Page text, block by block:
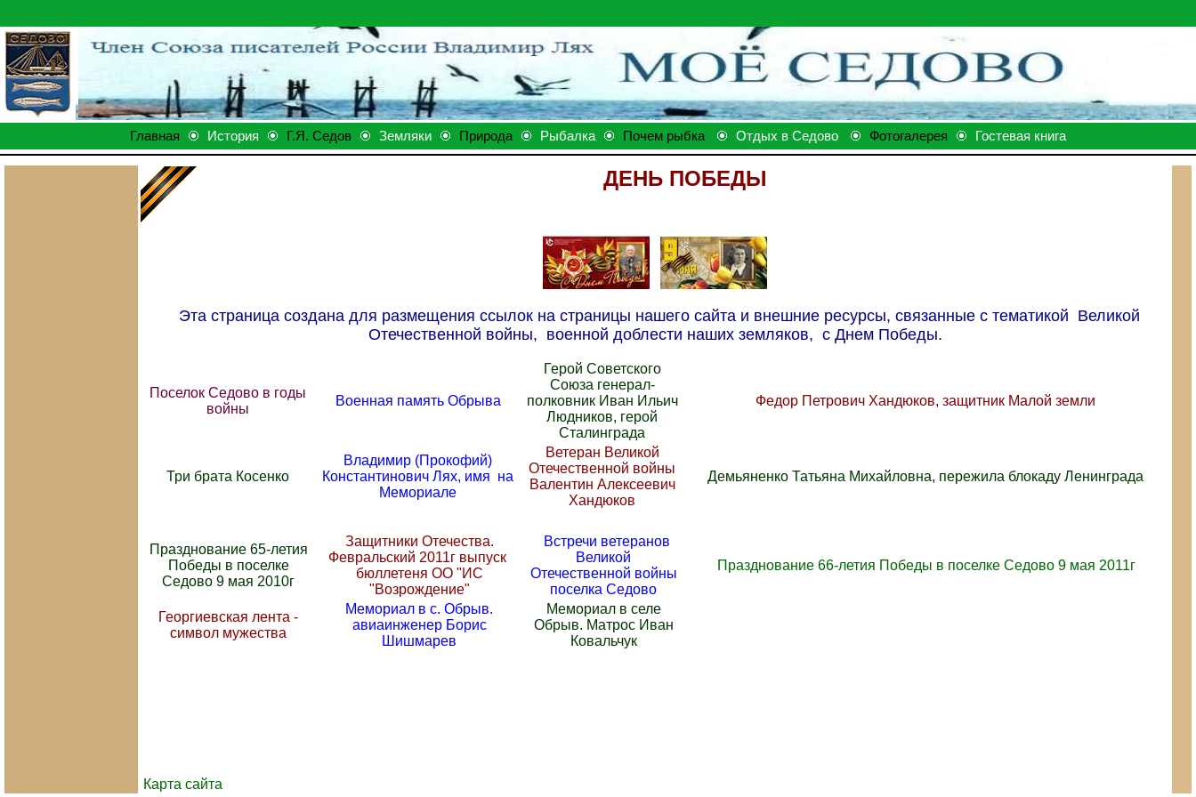
Главная История Г.Я. Седов Земляки Природа Рыбалка Почем рыбка Отдых в Седово Фотогалерея Гостевая книга
ДЕНЬ ПОБЕДЫ
Эта страница создана для размещения ссылок на страницы нашего сайта и внешние ресурсы, связанные с тематикой Великой
Отечественной войны, военной доблести наших земляков, с Днем Победы.
Поселок Седово в годы
войны
Военная память Обрыва
Герой Советского
Союза генерал-
полковник Иван Ильич
Людников, герой
Сталинграда
Федор Петрович Хандюков, защитник Малой земли
Три брата Косенко
Владимир (Прокофий)
Константинович Лях, имя на
Мемориале
Ветеран Великой
Отечественной войны
Валентин Алексеевич
Хандюков
Демьяненко Татьяна Михайловна, пережила блокаду Ленинграда
Празднование 65-летия
Победы в поселке
Седово 9 мая 2010г
Защитники Отечества.
Февральский 2011г выпуск
бюллетеня ОО "ИС
"Возрождение"
Встречи ветеранов
Великой
Отечественной войны
поселка Седово
Празднование 66-летия Победы в поселке Седово 9 мая 2011г
Георгиевская лента -
символ мужества
Мемориал в с. Обрыв.
авиаинженер Борис
Шишмарев
Мемориал в селе
Обрыв. Матрос Иван
Ковальчук
Карта сайта